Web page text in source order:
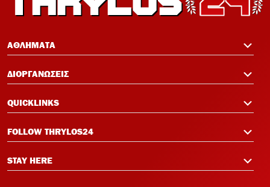
Μεντιλίμπαρ
ΑΘΛΗΜΑΤΑ
ΔΙΟΡΓΑΝΩΣΕΙΣ
QUICKLINKS
FOLLOW THRYLOS24
STAY HERE